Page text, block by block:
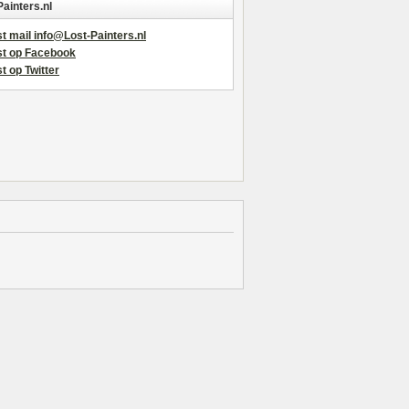
mail info@Lost-Painters.nl
op Facebook
op Twitter